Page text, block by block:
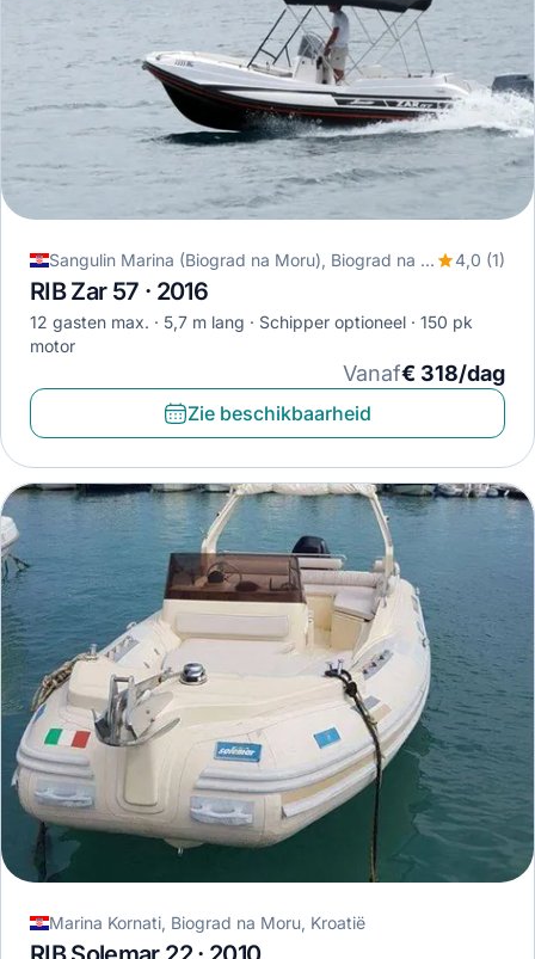
Sangulin Marina (Biograd na Moru), Biograd na Moru, Kroatië 4,0 (1)
RIB Zar 57 · 2016
12 gasten max. 5,7 m lang Schipper optioneel
150 pk
motor
Vanaf€ 318/dag
Zie beschikbaarheid
Marina Kornati, Biograd na Moru, Kroatië